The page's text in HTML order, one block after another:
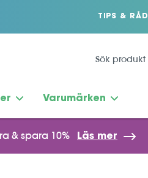
TIPS & RÅD
Varumärken
& spara 10% Läs mer